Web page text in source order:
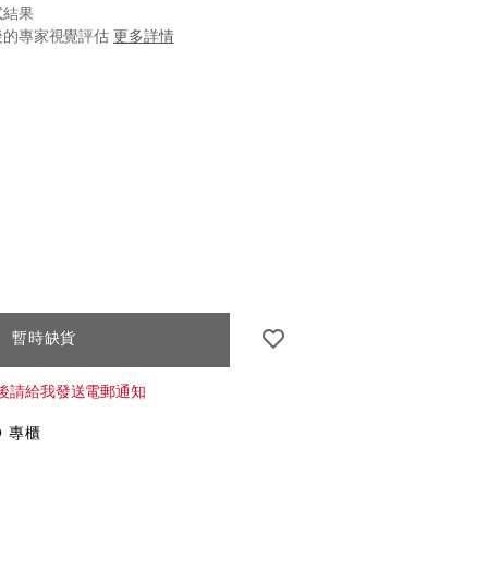
果
專家視覺評估 更多詳情
暫時缺貨
請給我發送電郵通知
專櫃